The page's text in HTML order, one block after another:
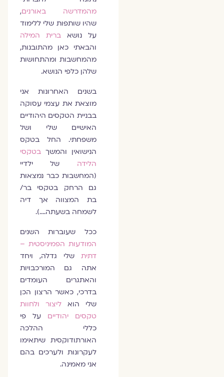
מהמדרשה באורנים,
שהיו שותפות שלי ללימוד
על נושא
ברית המילה
והבאתי כאן מהתובנות,
מהמחשבות ומהתחושות
שלהן כלפי הנושא.
בשנים האחרונות אני
מוצאת את עצמי עסוקה
בבניית הטקסים היהודיים
האישיים שלי ושל
משפחתי. החל בטקס
הנישואין והמשךבטקסי
הלידה
של ילדיי
(המחשבות כבר נמצאות
גם הרחק בטקסי בר/
בת המצווה אך דיה
לשמחה בשעתה….).
ככל שעוברות השנים
המודעות הפמיניסטית –
דתיתשלי גדלה, ויחד
אתה גם המורכבויות
והאתגרים העומדים
בדרכי, כאשר הרצון הכן
שלי הוא
ליצור ולחוות
טקסים יהודייםעל פי
כללי ההלכה
האורתודוקסית שיתאימו
לעקרונות ולערכים בהם
אני מאמינה.